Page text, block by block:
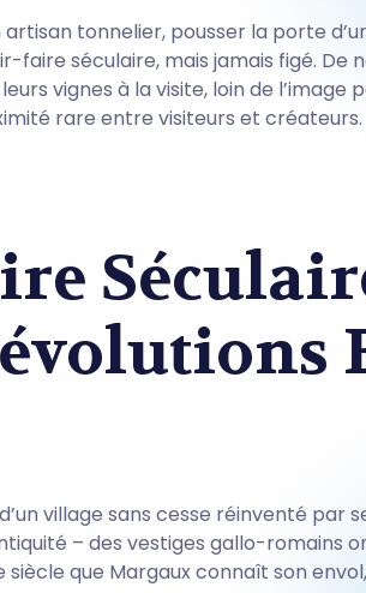
tonnelier, pousser la porte
faire séculaire, mais jamais figé. De
vignes à la visite, loin de l’image
rare entre visiteurs et créateurs.
village sans cesse réinventé par
– des vestiges gallo-romains
siècle que Margaux connaît son